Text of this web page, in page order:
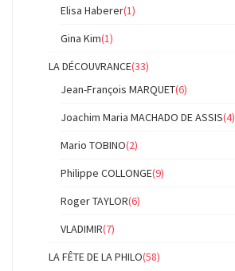
Elisa Haberer(1)
Gina Kim(1)
LA DÉCOUVRANCE(33)
Jean-François MARQUET(6)
Joachim Maria MACHADO DE ASSIS(4)
Mario TOBINO(2)
Philippe COLLONGE(9)
Roger TAYLOR(6)
VLADIMIR(7)
LA FÊTE DE LA PHILO(58)